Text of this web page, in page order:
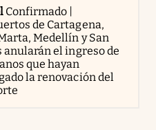
Confirmado |
de Cartagena,
Medellín y San
anularán el ingreso de
que hayan
la renovación del